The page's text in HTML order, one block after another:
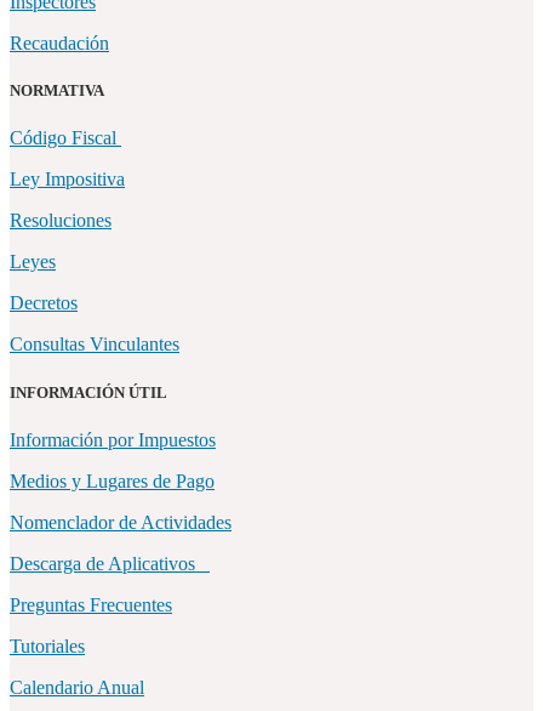
Recaudación
NORMATIVA
Código Fiscal
Ley Impositiva
Resoluciones
Leyes
Decretos
Consultas Vinculantes
INFORMACIÓN ÚTIL
Información por Impuestos
Medios y Lugares de Pago
Nomenclador de Actividades
Descarga de Aplicativos
Preguntas Frecuentes
Tutoriales
Calendario Anual